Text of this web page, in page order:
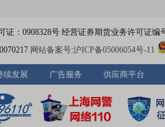
：0908328号 经营证券期货业务许可证编
网站备案号:沪ICP备05006054号-11
续发展 广告服务 供应商平台